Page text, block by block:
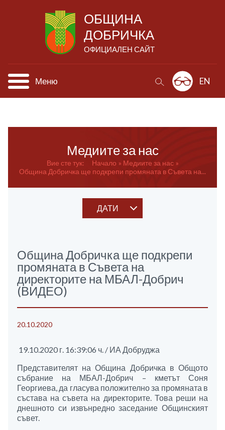
ОБЩИНА
ДОБРИЧКА
ОФИЦИАЛЕН САЙТ
Меню EN
Медиите за нас
Вие сте тук: Начало
Медиите за нас
Община Добричка ще подкрепи промяната в Съвета на...
ДАТИ
Община Добричка ще подкрепи
промяната в Съвета на
директорите на МБАЛ-Добрич
(ВИДЕО)
20.10.2020
19.10.2020 г. 16:39:06 ч. / ИА Добруджа
Представителят на Община Добричка в Общото
събрание на МБАЛ-Добрич – кметът Соня
Георгиева, да гласува положително за промяната в
състава на съвета на директорите. Това реши на
днешното си извънредно заседание Общинският
съвет.